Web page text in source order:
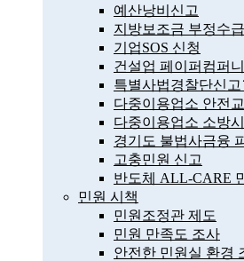
예산낭비신고
지방보조금 부정수
기업SOS 신청
건설업 페이퍼컴퍼
특별사법경찰단신고
다중이용업소 안전
다중이용업소 소방
경기도 불법사금융
고충민원 신고
반도체 ALL-CARE
민원 시책
민원조정관 제도
민원 만족도 조사
안전한 민원실 환경